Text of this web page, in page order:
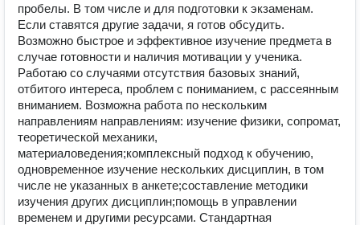
пробелы. В том числе и для подготовки к экзаменам.
Если ставятся другие задачи, я готов обсудить.
Возможно быстрое и эффективное изучение предмета в
случае готовности и наличия мотивации у ученика.
Работаю со случаями отсутствия базовых знаний,
отбитого интереса, проблем с пониманием, с рассеянным
вниманием. Возможна работа по нескольким
направлениям направлениям: изучение физики, сопромат,
теоретической механики,
материаловедения;комплексный подход к обучению,
одновременное изучение нескольких дисциплин, в том
числе не указанных в анкете;составление методики
изучения других дисциплин;помощь в управлении
временем и другими ресурсами. Стандартная